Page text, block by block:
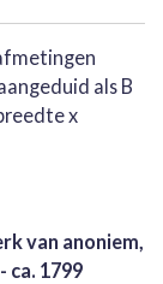
als B
x
van anoniem,
ca. 1799